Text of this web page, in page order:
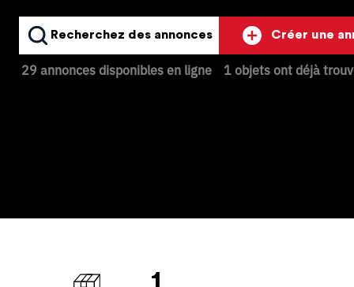
Recherchez des annonces
29 annonces disponibles en ligne
Créer une
1 objets ont déjà
1